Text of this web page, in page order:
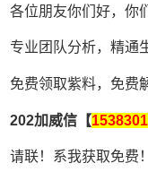
各位朋友你们好，你
专业团队分析，精通
免费领取紫料，免费
202加威信【
请联！系我获取免费